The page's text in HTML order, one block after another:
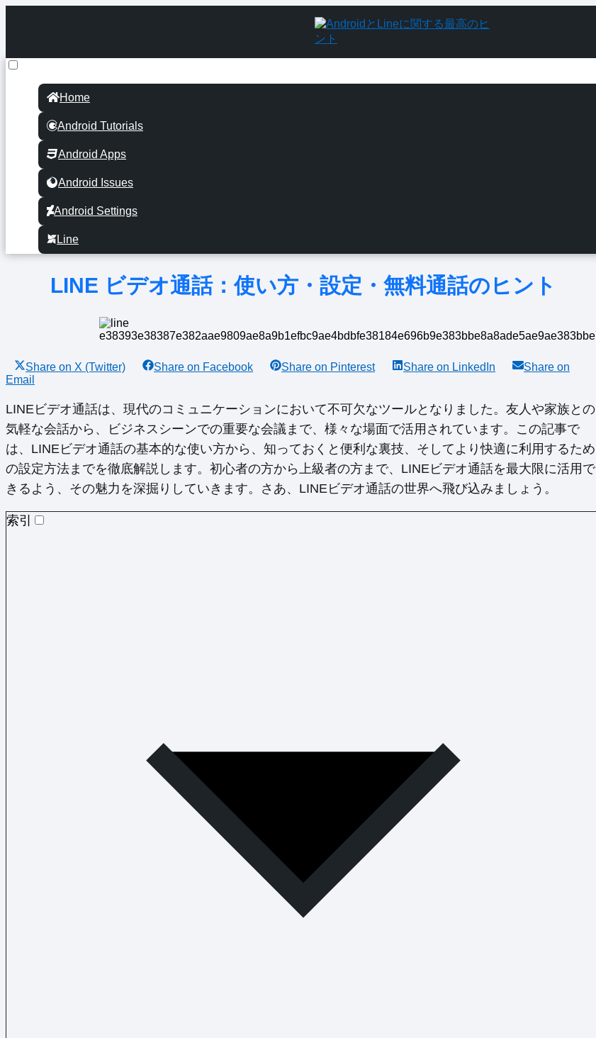
Home
Android Tutorials
Android Apps
Android Issues
Android Settings
Line
LINE ビデオ通話：使い方・設定・無料通話のヒント
Share on X (Twitter) Share on Facebook Share on Pinterest Share on LinkedIn
Share on
Email
LINEビデオ通話は、現代のコミュニケーションにおいて不可欠なツールとなりました。友人や家族との
気軽な会話から、ビジネスシーンでの重要な会議まで、様々な場面で活用されています。この記事で
は、LINEビデオ通話の基本的な使い方から、知っておくと便利な裏技、そしてより快適に利用するため
の設定方法までを徹底解説します。初心者の方から上級者の方まで、LINEビデオ通話を最大限に活用で
きるよう、その魅力を深掘りしていきます。さあ、LINEビデオ通話の世界へ飛び込みましょう。
索引